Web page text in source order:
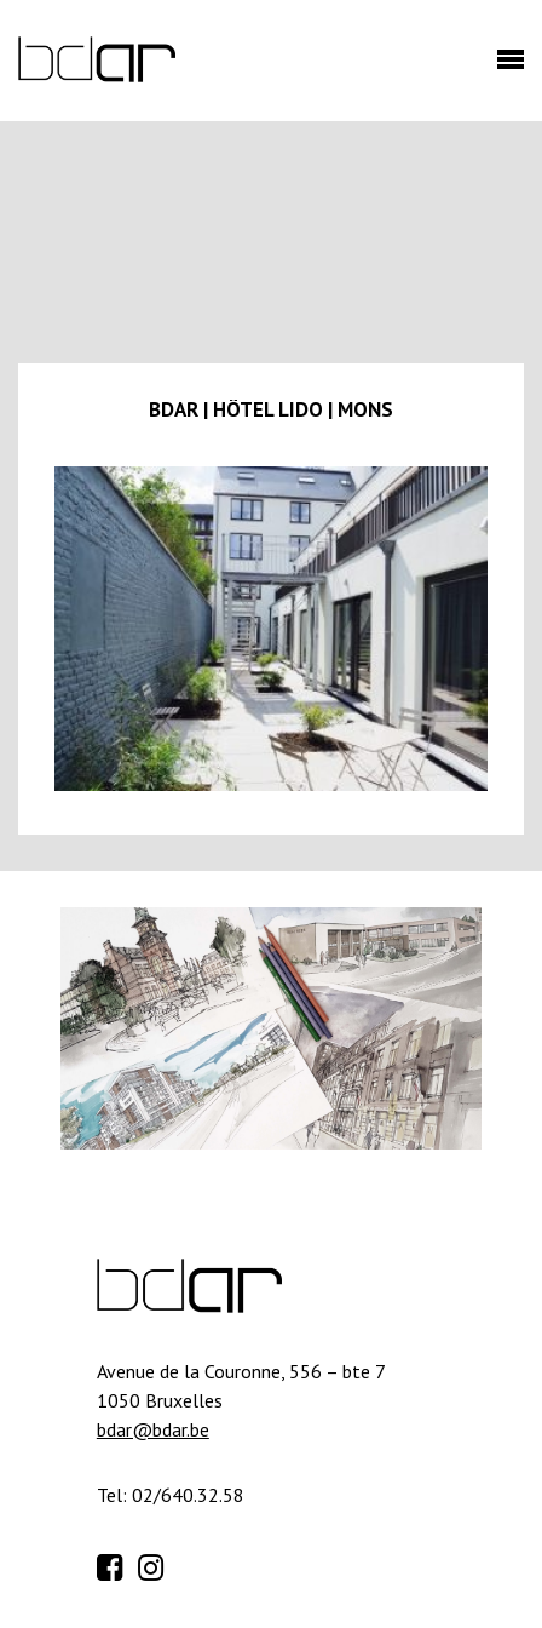
BDAR | HÔTEL LIDO | MONS
Avenue de la Couronne, 556 – bte 7
1050 Bruxelles
bdar@bdar.be
Tel: 02/640.32.58